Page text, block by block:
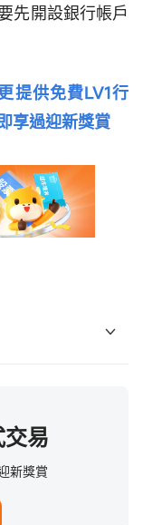
先開設銀行帳戶
提供免費LV1行
享過迎新獎賞
息紅利，由中國
就是說，不管什麼
收20%的利息稅。
易
新獎賞